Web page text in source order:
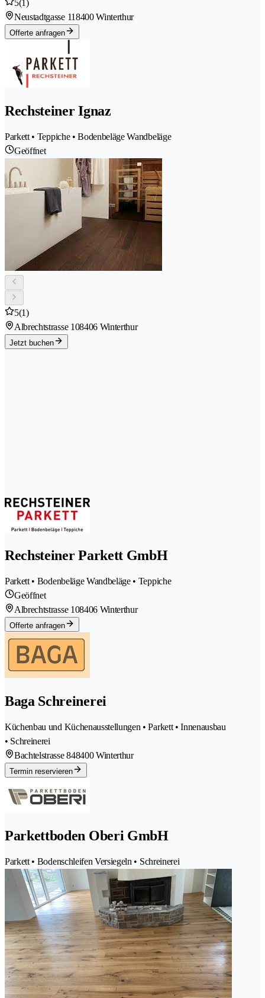
5(1)
Neustadtgasse 118400 Winterthur
Offerte anfragen
Rechsteiner Ignaz
Parkett • Teppiche • Bodenbeläge Wandbeläge
Geöffnet
5(1)
Albrechtstrasse 108406 Winterthur
Jetzt buchen
Rechsteiner Parkett GmbH
Parkett • Bodenbeläge Wandbeläge • Teppiche
Geöffnet
Albrechtstrasse 108406 Winterthur
Offerte anfragen
Baga Schreinerei
Küchenbau und Küchenausstellungen • Parkett • Innenausbau
• Schreinerei
Bachtelstrasse 848400 Winterthur
Termin reservieren
Parkettboden Oberi GmbH
Parkett • Bodenschleifen Versiegeln • Schreinerei